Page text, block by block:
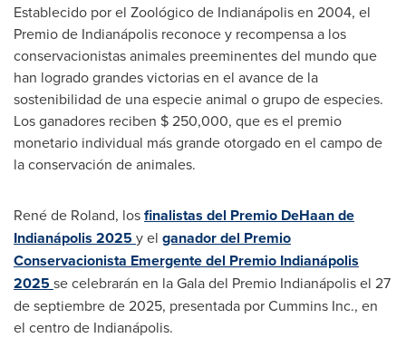
Establecido por el Zoológico de Indianápolis en 2004, el
Premio de Indianápolis reconoce y recompensa a los
conservacionistas animales preeminentes del mundo que
han logrado grandes victorias en el avance de la
sostenibilidad de una especie animal o grupo de especies.
Los ganadores reciben $ 250,000, que es el premio
monetario individual más grande otorgado en el campo de
la conservación de animales.
René de Roland, losfinalistas del Premio DeHaan de
Indianápolis 2025y el ganador del Premio
Conservacionista Emergente del Premio Indianápolis
2025se celebrarán en la Gala del Premio Indianápolis el 27
de septiembre de 2025, presentada por Cummins Inc., en
el centro de Indianápolis.